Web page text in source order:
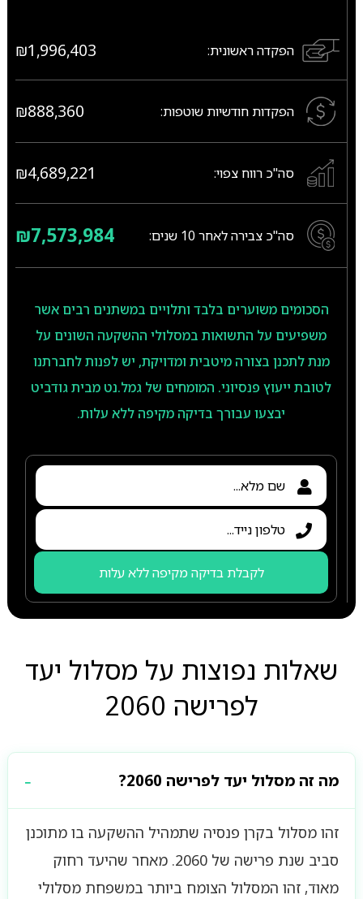
הפקדה ראשונית: ₪1,996,403
הפקדות חודשיות שוטפות: ₪888,360
סה"כ רווח צפוי: ₪4,689,221
סה"כ צבירה לאחר 10 שנים: ₪7,573,984
הסכומים משוערים בלבד ותלויים במשתנים רבים אשר
משפיעים על התשואות במסלולי ההשקעה השונים על
מנת לתכנן בצורה מיטבית ומדויקת, יש לפנות לחברתנו
לטובת ייעוץ פנסיוני. המומחים של גמל.נט מבית גודביט
יבצעו עבורך בדיקה מקיפה ללא עלות.
לקבלת בדיקה מקיפה ללא עלות
שאלות נפוצות על מסלול יעד
לפרישה 2060
מה זה מסלול יעד לפרישה 2060?
זהו מסלול בקרן פנסיה שתמהיל ההשקעה בו מתוכנן
סביב שנת פרישה של 2060. מאחר שהיעד רחוק
מאוד, זהו המסלול הצומח ביותר במשפחת מסלולי